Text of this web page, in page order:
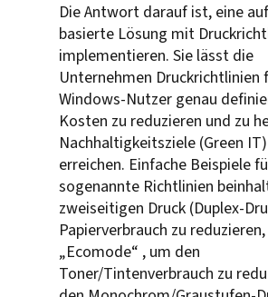
Die Antwort darauf ist, eine
basierte Lösung mit
implementieren. Sie lässt die
Unternehmen Druckrichtlinien
Windows-Nutzer genau
Kosten zu reduzieren und zu
Nachhaltigkeitsziele (Green
erreichen. Einfache Beispiele
sogenannte Richtlinien
zweiseitigen Druck (Duplex-
Papierverbrauch zu reduzieren,
„Ecomode“ , um den
Toner/Tintenverbrauch zu